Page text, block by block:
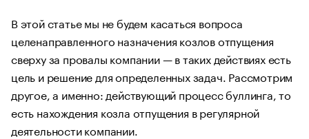
В этой статье мы не будем касаться вопроса
целенаправленного назначения козлов отпущения
сверху за провалы компании — в таких действиях есть
цель и решение для определенных задач. Рассмотрим
другое, а именно: действующий процесс буллинга, то
есть нахождения козла отпущения в регулярной
деятельности компании.